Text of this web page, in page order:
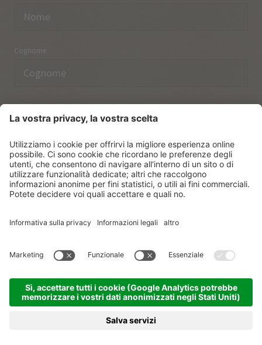
Cognome
Indirizzo email
Ho preso nota delle norme sulla protezione dei dati.
© Vitalpina Hotels Südtirol . Informativa privacy
.
produced by